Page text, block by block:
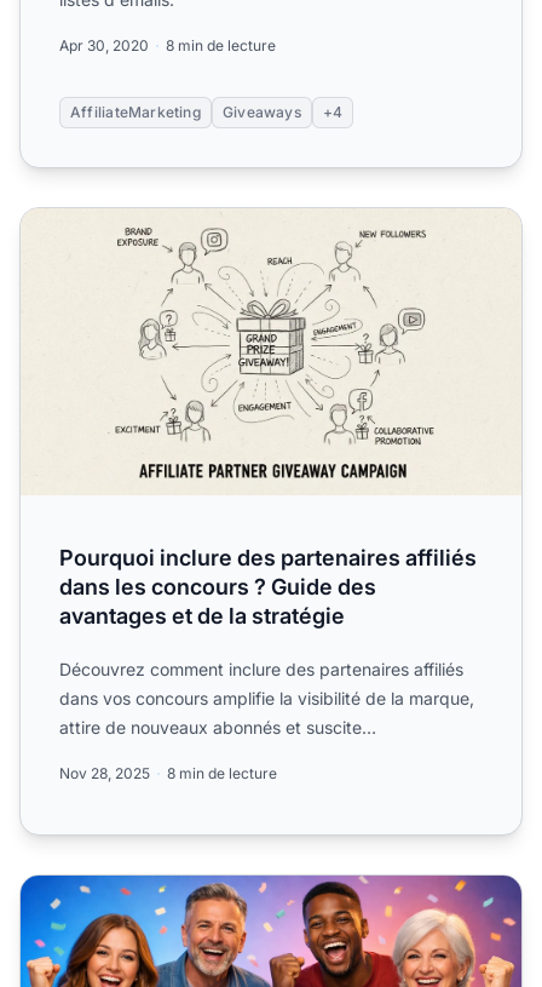
Apr 30, 2020 8 min de lecture
AffiliateMarketing Giveaways +4
Pourquoi inclure des partenaires affiliés dans les
Pourquoi inclure des partenaires affiliés
dans les concours ? Guide des
avantages et de la stratégie
Découvrez comment inclure des partenaires affiliés
dans vos concours amplifie la visibilité de la marque,
attire de nouveaux abonnés et suscite
Nov 28, 2025 8 min de lecture
Les meilleurs lots de concours en marketing affiliation qui